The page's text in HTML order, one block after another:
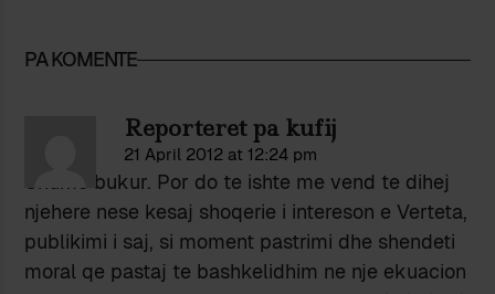
PA KOMENTE
Reporteret pa kufij
21 April 2012 at 12:24 pm
Shume bukur. Por do te ishte me vend te dihej
njehere nese kesaj shoqerie i intereson e Verteta,
publikimi i saj, si moment pastrimi dhe shendeti
moral qe pastaj te bashkelidhim ne nje ekuacion